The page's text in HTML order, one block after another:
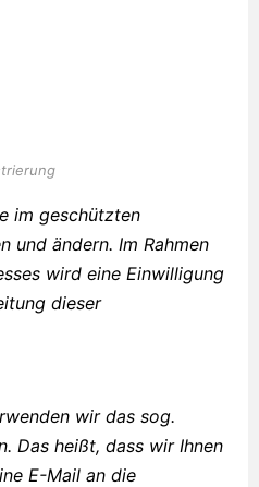
im geschützten
und ändern. Im Rahmen
wird eine Einwilligung
dieser
wir das sog.
Das heißt, dass wir Ihnen
E-Mail an die